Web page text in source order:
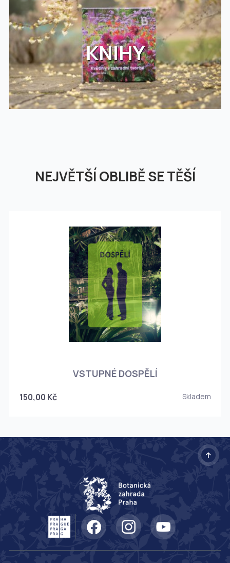
KNIHY
NEJVĚTŠÍ OBLIBĚ SE TĚŠÍ
VSTUPNÉ DOSPĚLÍ
150,00 Kč Skladem